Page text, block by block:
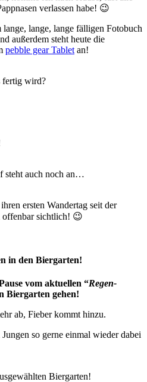
verlassen habe! 😉
lange, lange, lange fälligen Fotobuch
außerdem steht heute die
pebble gear Tablet an!
fertig wird?
steht auch noch an…
ersten Wandertag seit der
offenbar sichtlich! 😉
in den Biergarten!
vom aktuellen “Regen-
Biergarten gehen!
ab, Fieber kommt hinzu.
so gerne einmal wieder dabei
Biergarten!